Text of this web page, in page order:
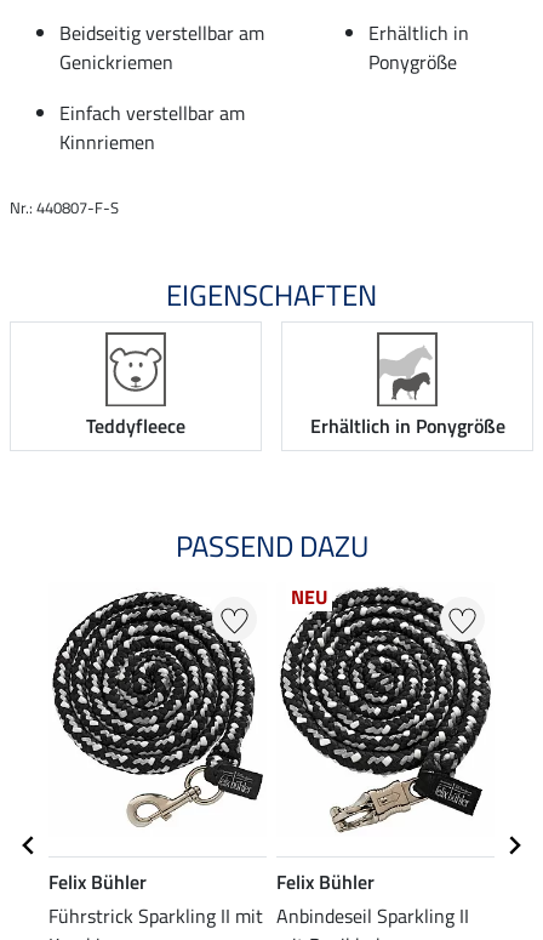
Beidseitig verstellbar am
Genickriemen
Erhältlich in
Ponygröße
Einfach verstellbar am
Kinnriemen
Nr.: 440807-F-S
EIGENSCHAFTEN
Teddyfleece Erhältlich in Ponygröße
PASSEND DAZU
Felix Bühler
Führstrick Sparkling II mit
NEU
Felix Bühler
Anbindeseil Sparkling II